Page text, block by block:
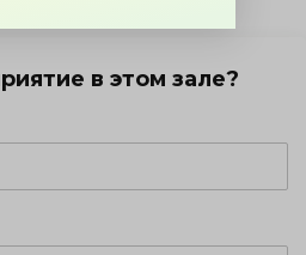
в этом зале?